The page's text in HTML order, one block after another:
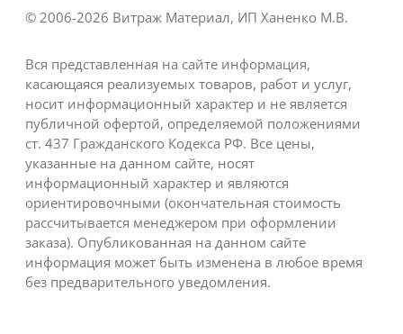
© 2006-2026 Витраж Материал, ИП Ханенко М.В.
Вся представленная на сайте информация,
касающаяся реализуемых товаров, работ и услуг,
носит информационный характер и не является
публичной офертой, определяемой положениями
ст. 437 Гражданского Кодекса РФ. Все цены,
указанные на данном сайте, носят
информационный характер и являются
ориентировочными (окончательная стоимость
рассчитывается менеджером при оформлении
заказа). Опубликованная на данном сайте
информация может быть изменена в любое время
без предварительного уведомления.